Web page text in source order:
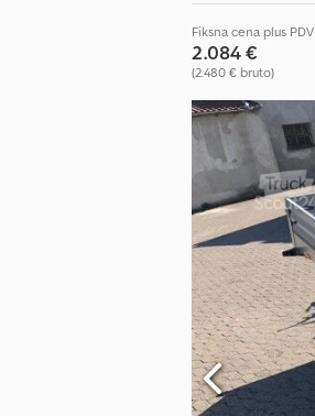
Fiksna cena plus PDV
2.084 €
(2.480 € bruto)